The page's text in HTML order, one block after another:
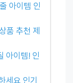
아이템 인
품 추천 제
아이템! 인
세요 인기